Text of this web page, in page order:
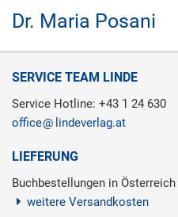
Dr. Maria Posani
SERVICE TEAM LINDE
Service Hotline: +43 1 24 630
office
lindeverlag.at
LIEFERUNG
Buchbestellungen in Österreich
weitere Versandkosten